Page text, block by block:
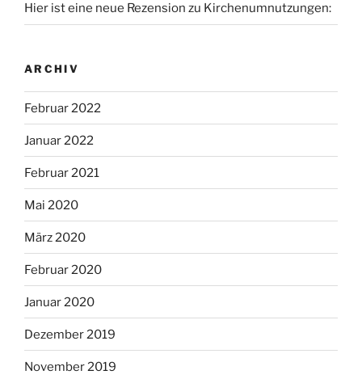
Hier ist eine neue Rezension zu Kirchenumnutzungen:
ARCHIV
Februar 2022
Januar 2022
Februar 2021
Mai 2020
März 2020
Februar 2020
Januar 2020
Dezember 2019
November 2019